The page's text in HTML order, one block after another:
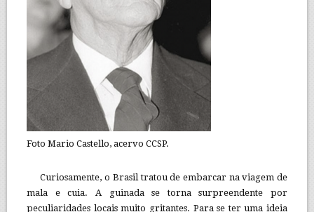
Foto Mario Castello, acervo CCSP.
Curiosamente, o Brasil tratou de embarcar na viagem de
mala e cuia. A guinada se torna surpreendente por
peculiaridades locais muito gritantes. Para se ter uma ideia